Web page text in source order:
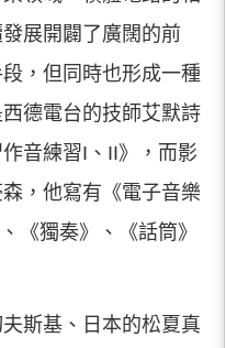
展開闢了廣闊的前
，但同時也形成一種
德電台的技師艾默詩
音練習I、II》，而影
，他寫有《電子音樂
《獨奏》、《話筒》
斯基、日本的松夏真